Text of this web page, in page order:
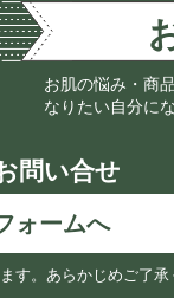
お肌の悩み・商
なりたい自分に
問い合せ
ォームへ
す。 あらかじめご了承